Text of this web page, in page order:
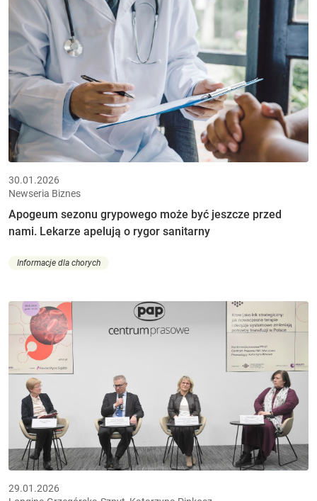
30.01.2026
Newseria Biznes
Apogeum sezonu grypowego może być jeszcze przed
nami. Lekarze apelują o rygor sanitarny
Informacje dla chorych
29.01.2026